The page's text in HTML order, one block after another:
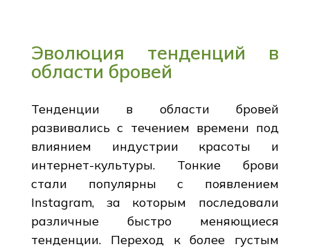
Эволюция тенденций в
области бровей
Тенденции в области бровей
развивались с течением времени под
влиянием индустрии красоты и
интернет-культуры. Тонкие брови
стали популярны с появлением
Instagram, за которым последовали
различные быстро меняющиеся
тенденции. Переход к более густым